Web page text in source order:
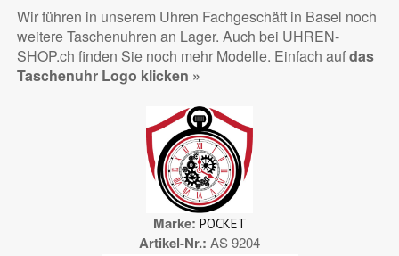
Wir führen in unserem Uhren Fachgeschäft in Basel noch
weitere Taschenuhren an Lager. Auch bei UHREN-
SHOP.ch finden Sie noch mehr Modelle. Einfach aufdas
Taschenuhr Logo klicken »
Marke POCKET
Artikel-Nr. AS 9204